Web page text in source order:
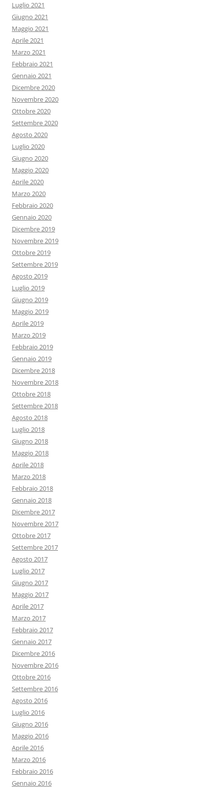
Luglio 2021
Giugno 2021
Maggio 2021
Aprile 2021
Marzo 2021
Febbraio 2021
Gennaio 2021
Dicembre 2020
Novembre 2020
Ottobre 2020
Settembre 2020
Agosto 2020
Luglio 2020
Giugno 2020
Maggio 2020
Aprile 2020
Marzo 2020
Febbraio 2020
Gennaio 2020
Dicembre 2019
Novembre 2019
Ottobre 2019
Settembre 2019
Agosto 2019
Luglio 2019
Giugno 2019
Maggio 2019
Aprile 2019
Marzo 2019
Febbraio 2019
Gennaio 2019
Dicembre 2018
Novembre 2018
Ottobre 2018
Settembre 2018
Agosto 2018
Luglio 2018
Giugno 2018
Maggio 2018
Aprile 2018
Marzo 2018
Febbraio 2018
Gennaio 2018
Dicembre 2017
Novembre 2017
Ottobre 2017
Settembre 2017
Agosto 2017
Luglio 2017
Giugno 2017
Maggio 2017
Aprile 2017
Marzo 2017
Febbraio 2017
Gennaio 2017
Dicembre 2016
Novembre 2016
Ottobre 2016
Settembre 2016
Agosto 2016
Luglio 2016
Giugno 2016
Maggio 2016
Aprile 2016
Marzo 2016
Febbraio 2016
Gennaio 2016